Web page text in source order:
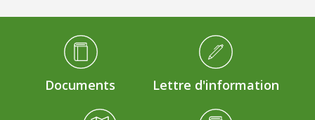
Médiathèque Footer
Documents Lettre d'information